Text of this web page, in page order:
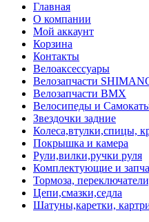
Главная
О компании
Мой аккаунт
Корзина
Контакты
Велоаксессуары
Велозапчасти
Велозапчасти BMX
Велосипеды и
Звездочки задние
Колеса,втулки,спицы,
Покрышка и камера
Рули,вилки,ручки руля
Комплектующие и
Тормоза,
Цепи,смазки,седла
Шатуны,каретки,